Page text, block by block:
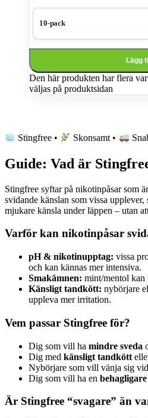
10-pack
Lägg
Den här produkten har flera
väljas på produktsidan
Stingfree • Skonsamt •
Guide: Vad är
Stingfree syftar på nikotinpåsar som
svidande känslan som vissa
mjukare känsla under läppen – utan
Varför kan nikotinpåsar
pH & nikotinupptag: vissa
och kan kännas mer intensiva.
Smakämnen: mint/mentol kan
Känsligt tandkött: nybörjare
uppleva mer irritation.
Vem passar Stingfree för?
Dig som vill ha mindre sveda
Dig med känsligt tandkött
Nybörjare som vill vänja sig
Dig som vill ha en
Är Stingfree “svagare” än